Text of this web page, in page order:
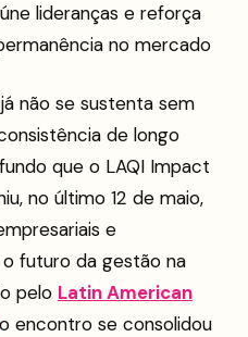
lideranças e reforça
no mercado
não se sustenta sem
de longo
que o LAQI Impact
no último 12 de maio,
e
futuro da gestão na
pelo Latin American
encontro se consolidou